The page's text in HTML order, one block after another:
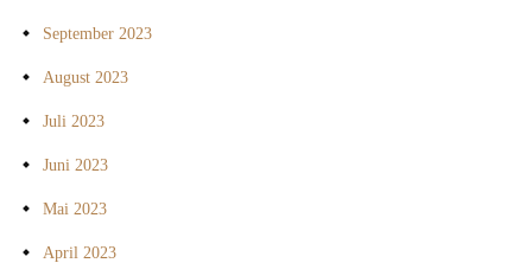
September 2023
August 2023
Juli 2023
Juni 2023
Mai 2023
April 2023